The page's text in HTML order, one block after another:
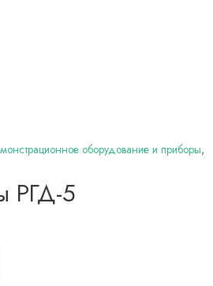
оборудование и приборы,
РГД-5